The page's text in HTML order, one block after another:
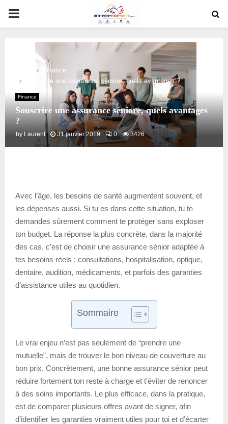
PRIMARY
MENU
Finance
Souscrire une assurance séniore, quels avantages ?
Finance
Souscrire une assurance séniore, quels avantages
?
by Laurent 31 janvier 2019 0 3426
Avec l’âge, les besoins de santé augmentent souvent, et
les dépenses aussi. Si tu es dans cette situation, tu te
demandes sûrement comment te protéger sans exploser
ton budget. La réponse la plus concrète, dans la majorité
des cas, c’est de choisir une assurance sénior adaptée à
tes besoins réels : consultations, hospitalisation, optique,
dentaire, audition, médicaments, et parfois des garanties
d’assistance utiles au quotidien.
Sommaire
Le vrai enjeu n’est pas seulement de “prendre une
mutuelle”, mais de trouver le bon niveau de couverture au
bon prix. Concrètement, une bonne assurance sénior peut
réduire fortement ton reste à charge et t’éviter de renoncer
à des soins importants. Le plus efficace, dans la pratique,
est de comparer plusieurs offres avant de signer, afin
d’identifier les garanties vraiment utiles pour toi et d’écarter